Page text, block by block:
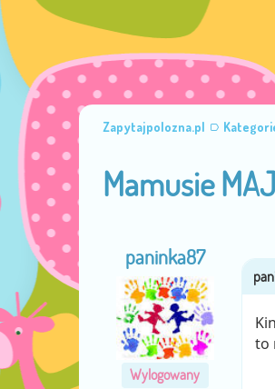
Zapytajpolozna.pl
Mamusie
paninka87
Wylogowany
to